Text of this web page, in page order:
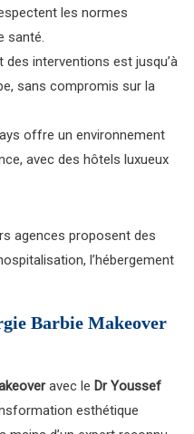
les normes
santé.
des interventions est jusqu’à
sans compromis sur la
offre un environnement
avec des hôtels luxueux
agences proposent des
l’hébergement
Barbie Makeover
avec le Dr Youssef
esthétique